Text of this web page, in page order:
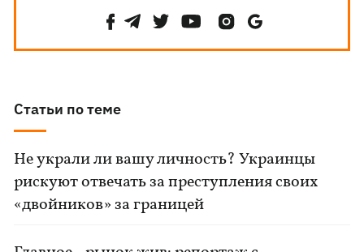
Статьи по теме
Не украли ли вашу личность? Украинцы
рискуют отвечать за преступления своих
«двойников» за границей